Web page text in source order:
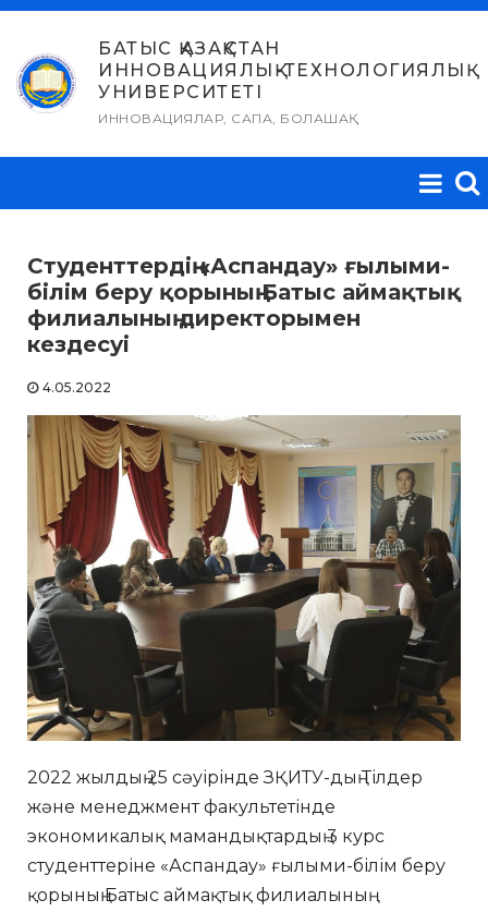
Skip
content
БАТЫС ҚАЗАҚСТАН
ИННОВАЦИЯЛЫҚ-ТЕХНОЛОГИЯЛЫҚ
УНИВЕРСИТЕТІ
ИННОВАЦИЯЛАР, САПА, БОЛАШАҚ
Студенттердің «Аспандау» ғылыми-
білім беру қорының Батыс аймақтық
филиалының директорымен
кездесуі
4.05.2022
2022 жылдың 25 сәуірінде ЗҚИТУ-дың Тілдер
және менеджмент факультетінде
экономикалық мамандықтардың 3 курс
студенттеріне «Аспандау» ғылыми-білім беру
қорының Батыс аймақтық филиалының